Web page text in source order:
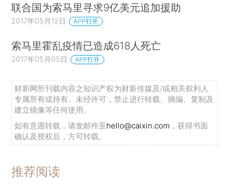
联合国为索马里寻求9亿美元追加援助
2017年05月12日 APP打开
索马里霍乱疫情已造成618人死亡
2017年05月05日 APP打开
财新网所刊载内容之知识产权为财新传媒及/或相关权利人
专属所有或持有。未经许可，禁止进行转载、摘编、复制及
建立镜像等任何使用。
如有意愿转载，请发邮件至hello@caixin.com ，获得书面
确认及授权后，方可转载。
推荐阅读